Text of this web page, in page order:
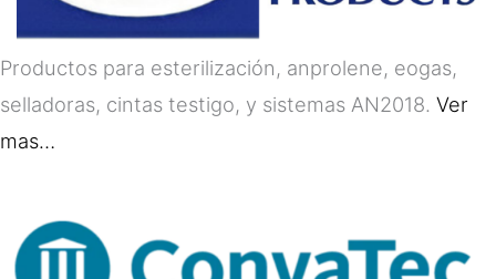
Productos para esterilización, anprolene, eogas,
selladoras, cintas testigo, y sistemas AN2018. Ver
mas…